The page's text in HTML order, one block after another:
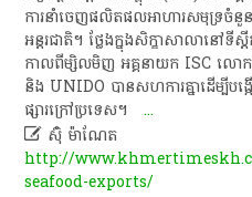
ការនាំចេញផលិតផលអាហារសមុទ្រចំនួន
អន្តរជាតិ។ ថ្លែងក្នុងសិក្ខាសាលានៅទី
កាលពីម្សិលមិញ អគ្គនាយក ISC លោក
និង UNIDO បានសហការគ្នាដើម្បីបង្
ផ្សារក្រៅប្រទេស។...
 ស៊ុំ ម៉ាណែត
http://
seafood-exports/